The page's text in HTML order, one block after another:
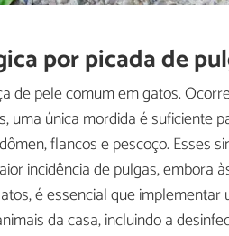
por picada de
de pele comum em gatos.
uma única mordida é suficiente
flancos e pescoço. Esses
incidência de pulgas, embora
é essencial que implementar
da casa, incluindo a